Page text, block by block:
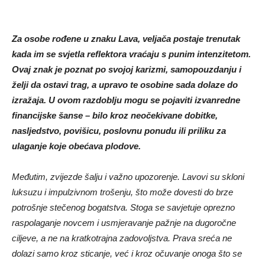
Za osobe rođene u znaku Lava, veljača postaje trenutak
kada im se svjetla reflektora vraćaju s punim intenzitetom.
Ovaj znak je poznat po svojoj karizmi, samopouzdanju i
želji da ostavi trag, a upravo te osobine sada dolaze do
izražaja. U ovom razdoblju mogu se pojaviti izvanredne
financijske šanse – bilo kroz neočekivane dobitke,
nasljedstvo, povišicu, poslovnu ponudu ili priliku za
ulaganje koje obećava plodove.
Međutim, zvijezde šalju i važno upozorenje. Lavovi su skloni
luksuzu i impulzivnom trošenju, što može dovesti do brze
potrošnje stečenog bogatstva. Stoga se savjetuje oprezno
raspolaganje novcem i usmjeravanje pažnje na dugoročne
ciljeve, a ne na kratkotrajna zadovoljstva. Prava sreća ne
dolazi samo kroz sticanje, već i kroz očuvanje onoga što se